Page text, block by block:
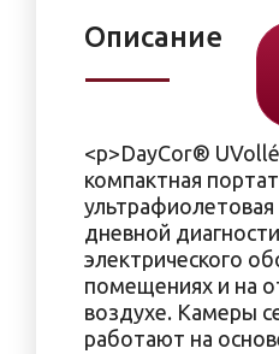
Описание
<p>DayCor®
компактная
дневной
электрического
помещениях и на
воздухе. Камеры
работают на